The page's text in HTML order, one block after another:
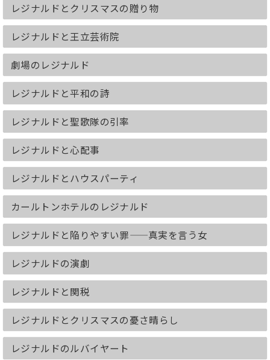
レジナルドとクリスマスの贈り物
レジナルドと王立芸術院
劇場のレジナルド
レジナルドと平和の詩
レジナルドと聖歌隊の引率
レジナルドと心配事
レジナルドとハウスパーティ
カールトンホテルのレジナルド
レジナルドと陥りやすい罪——真実を言う女
レジナルドの演劇
レジナルドと関税
レジナルドとクリスマスの憂さ晴らし
レジナルドのルバイヤート